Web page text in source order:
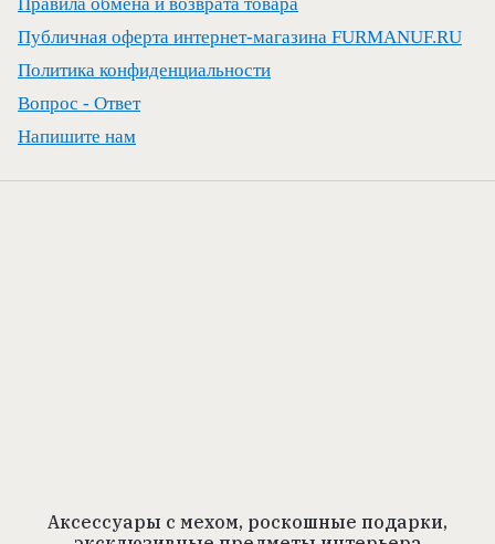
Правила обмена и возврата товара
Публичная оферта интернет-магазина FURMANUF.RU
Политика конфиденциальности
Вопрос - Ответ
Напишите нам
Аксессуары с мехом, роскошные подарки,